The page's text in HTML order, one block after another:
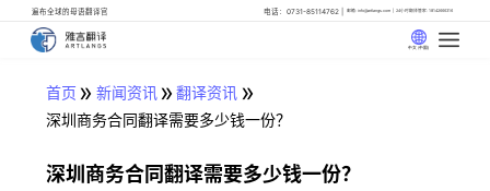
遍布全球的母语翻译官 电话：0731-85114762 邮箱: info@artlangs.com 24小时翻译管家: 18142666316
中文 (中国)
首页 » 新闻资讯» 翻译资讯 »
深圳商务合同翻译需要多少钱一份？
深圳商务合同翻译需要多少钱一份？